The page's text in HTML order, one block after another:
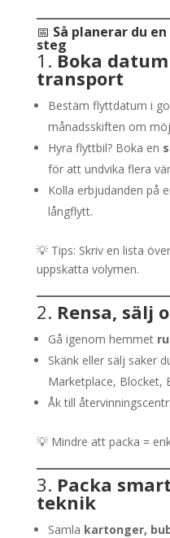
📅 Så planerar du
steg
1. Boka
transport
Bestäm flyttdatum i
månadsskiften om
Hyra flyttbil? Boka en
för att undvika flera
Kolla erbjudanden på
långflytt.
💡 Tips: Skriv en lista
uppskatta volymen.
2. Rensa, sälj
Gå igenom hemmet
Skänk eller sälj saker
Marketplace, Blocket,
Åk till
💡 Mindre att packa =
3. Packa
teknik
Samla kartonger,